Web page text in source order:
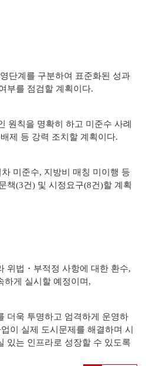
단계를 구분하여 표준화된 성과
부를 점검할 계획이다.
원칙을 명확히 하고 미준수 사례
제 등 강력 조치할 계획이다.
미준수, 지방비 매칭 미이행 등
책(3건) 및 시정요구(8건)할 계획
위법・부적정 사항에 대한 환수,
하게 실시할 예정이며,
더욱 투명하고 엄격하게 운영하
이 실제 도시문제를 해결하며 시
있는 인프라로 성장할 수 있도록